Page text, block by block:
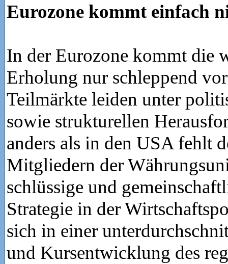
Eurozone kommt einfach
In der Eurozone kommt die
Erholung nur schleppend
Teilmärkte leiden unter
sowie strukturellen
anders als in den USA fehlt
Mitgliedern der
schlüssige und
Strategie in der
sich in einer
und Kursentwicklung des